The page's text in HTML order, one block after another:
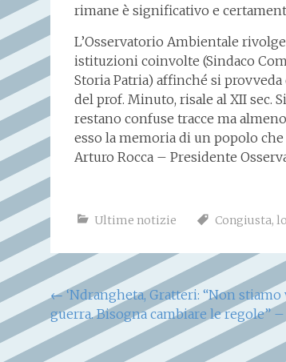
rimane è significativo e
L’Osservatorio Ambientale
istituzioni coinvolte (Sindaco
Storia Patria) affinché si
del prof. Minuto, risale al XII sec.
restano confuse tracce ma
esso la memoria di un popolo
Arturo Rocca – Presidente
Ultime notizie Congiusta,
Navigazione
articoli
←‘Ndrangheta, Gratteri: “Non
guerra. Bisogna cambiare le regole” –